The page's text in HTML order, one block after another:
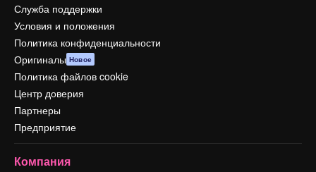
Служба поддержки
Условия и положения
Политика конфиденциальности
Оригиналы Новое
Политика файлов cookie
Центр доверия
Партнеры
Предприятие
Компания